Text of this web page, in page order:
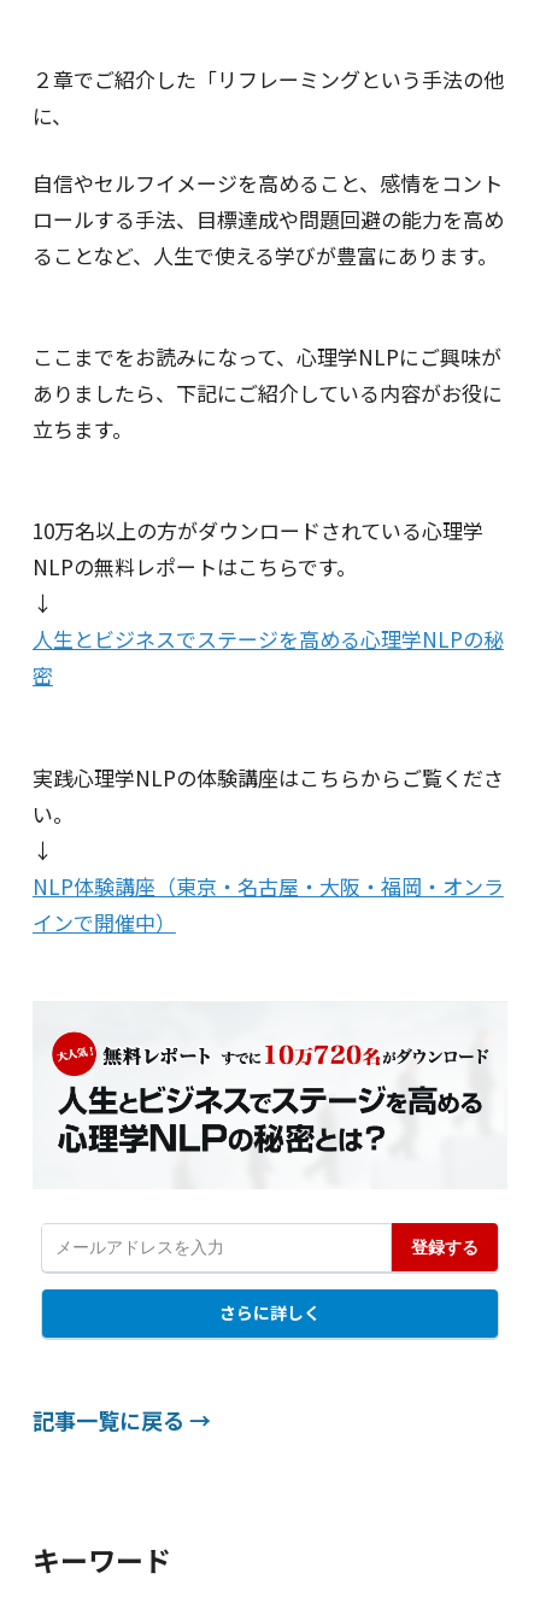
２章でご紹介した「リフレーミングという手法の他
に、
自信やセルフイメージを高めること、感情をコント
ロールする手法、目標達成や問題回避の能力を高め
ることなど、人生で使える学びが豊富にあります。
ここまでをお読みになって、心理学NLPにご興味が
ありましたら、下記にご紹介している内容がお役に
立ちます。
10万名以上の方がダウンロードされている心理学
NLPの無料レポートはこちらです。
↓
人生とビジネスでステージを高める心理学NLPの秘
密
実践心理学NLPの体験講座はこちらからご覧くださ
い。
↓
NLP体験講座（東京・名古屋・大阪・福岡・オンラ
インで開催中）
記事一覧に戻る →
キーワード